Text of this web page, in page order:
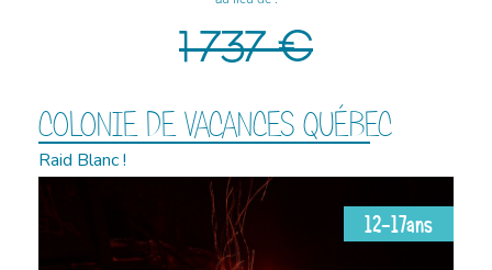
1 737 €
COLONIE DE VACANCES QUÉBEC
Raid Blanc !
12-17ans